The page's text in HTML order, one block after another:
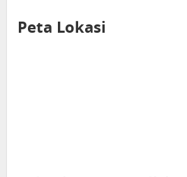
Peta Lokasi